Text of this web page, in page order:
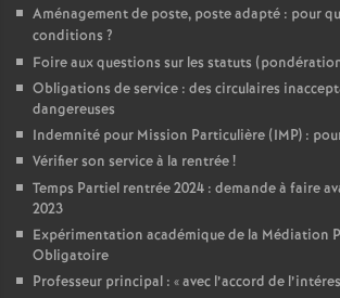
Aménagement de poste, poste adapté : pour
conditions ?
Foire aux questions sur les statuts
Obligations de service : des circulaires
dangereuses
Indemnité pour Mission Particulière (IMP) :
Vérifier son service à la rentrée!
Temps Partiel rentrée 2024 : demande à faire
2023
Expérimentation académique de la Médiation
Obligatoire
Professeur principal : «avec l’accord de